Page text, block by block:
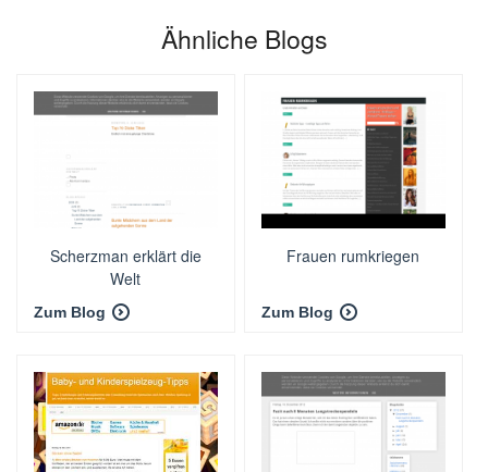
Ähnliche Blogs
Scherzman erklärt die
Welt
Zum Blog
Frauen rumkriegen
Zum Blog